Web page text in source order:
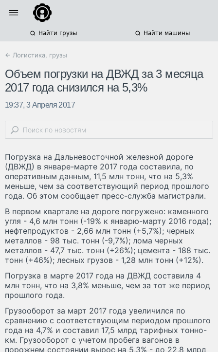
Найти грузы Найти машины
← Логистика, грузы
Объем погрузки на ДВЖД за 3 месяца
2017 года снизился на 5,3%
19:37, 3 Апреля 2017
Погрузка на Дальневосточной железной дороге
(ДВЖД) в январе-марте 2017 года составила, по
оперативным данным, 11,5 млн тонн, что на 5,3%
меньше, чем за соответствующий период прошлого
года. Об этом сообщает пресс-служба магистрали.
В первом квартале на дороге погружено: каменного
угля - 4,6 млн тонн (-19% к январю-марту 2016 года);
нефтепродуктов - 2,66 млн тонн (+5,7%); черных
металлов - 98 тыс. тонн (-9,7%); лома черных
металлов - 47,7 тыс. тонн (+26%); цемента - 188 тыс.
тонн (+46%); лесных грузов - 1,28 млн тонн (+12%).
Погрузка в марте 2017 года на ДВЖД составила 4
млн тонн, что на 3,8% меньше, чем за тот же период
прошлого года.
Грузооборот за март 2017 года увеличился по
сравнению с соответствующим периодом прошлого
года на 4,7% и составил 17,5 млрд тарифных тонно-
км. Грузооборот с учетом пробега вагонов в
порожнем состоянии вырос на 5,3% - до 22,8 млрд